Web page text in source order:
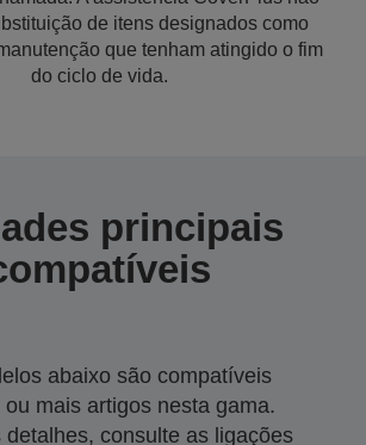
de itens designados como
que tenham atingido o fim
do ciclo de vida.
principais
abaixo são compatíveis
ou mais artigos nesta gama.
detalhes, consulte as ligações